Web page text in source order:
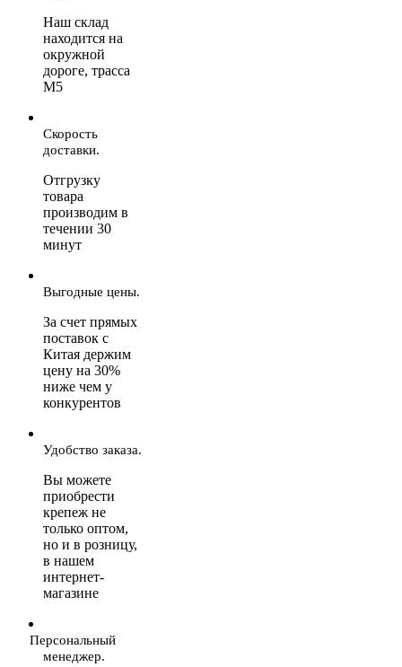
Наш склад
находится на
окружной
дороге, трасса
М5
Скорость
доставки.
Отгрузку
товара
производим в
течении 30
минут
Выгодные цены.
За счет прямых
поставок с
Китая держим
цену на 30%
ниже чем у
конкурентов
Удобство заказа.
Вы можете
приобрести
крепеж не
только оптом,
но и в розницу,
в нашем
интернет-
магазине
Персональный
менеджер.